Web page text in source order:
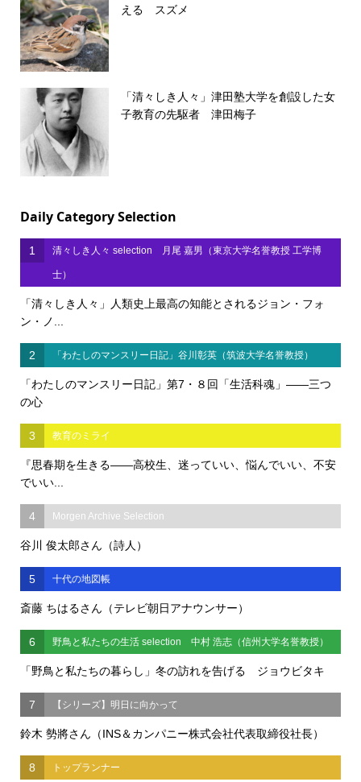
える スズメ
「清々しき人々」津田塾大学を創設した女
子教育の先駆者 津田梅子
Daily Category Selection
1 清々しき人々 selection 月尾 嘉男（東京大学名誉教授 工学博
士）
「清々しき人々」人類史上最高の知能とされるジョン・フォ
ン・ノ...
2 「わたしのマンスリー日記」谷川彰英（筑波大学名誉教授）
「わたしのマンスリー日記」第7・８回「生活科魂」――三つ
の心
3 教育のミライ
『思春期を生きる――高校生、迷っていい、悩んでいい、不安
でいい...
4 Morgen Archive Selection
谷川 俊太郎さん（詩人）
5 十代の地図帳
斎藤 ちはるさん（テレビ朝日アナウンサー）
6 野鳥と私たちの生活 selection 中村 浩志（信州大学名誉教授）
「野鳥と私たちの暮らし」冬の訪れを告げる ジョウビタキ
7 【シリーズ】明日に向かって
鈴木 勢將さん（INS＆カンパニー株式会社代表取締役社長）
8 トップランナー